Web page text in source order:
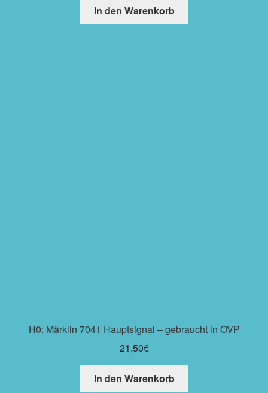
In den Warenkorb
H0: Märklin 7041 Hauptsignal – gebraucht in OVP
21,50€
In den Warenkorb